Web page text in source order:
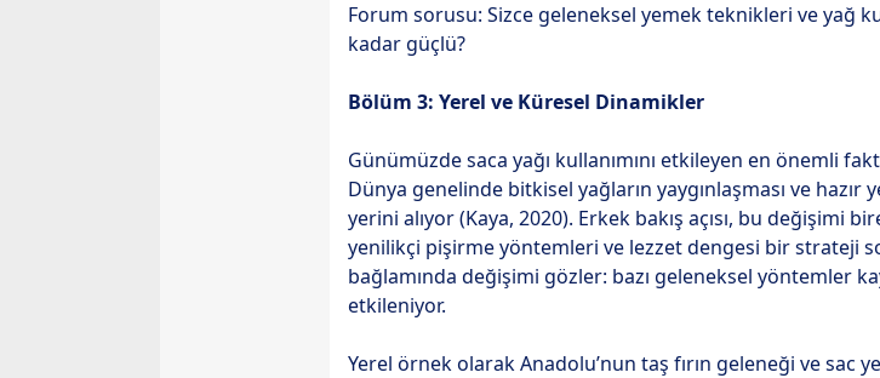
Forum sorusu: Sizce geleneksel yemek teknikleri ve yağ
kadar güçlü?
Bölüm 3: Yerel ve Küresel Dinamikler
Günümüzde saca yağı kullanımını etkileyen en önemli
Dünya genelinde bitkisel yağların yaygınlaşması ve
yerini alıyor (Kaya, 2020). Erkek bakış açısı, bu
yenilikçi pişirme yöntemleri ve lezzet dengesi bir strateji
bağlamında değişimi gözler: bazı geleneksel yöntemler
etkileniyor.
Yerel örnek olarak Anadolu’nun taş fırın geleneği ve